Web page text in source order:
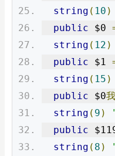
string ( 10 )
public $0
string ( 12 )
public $1
string ( 15 )
public $0
string ( 9 )
public
string ( 8 )